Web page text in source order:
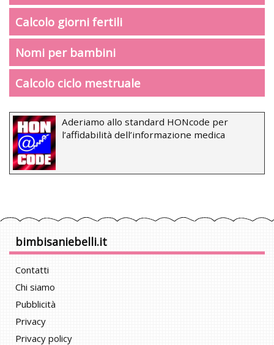
Calcolo giorni fertili
Nomi per bambini
Calcolo ciclo mestruale
Aderiamo allo standard HONcode per
l’affidabilità dell’informazione medica
bimbisaniebelli.it
Contatti
Chi siamo
Pubblicità
Privacy
Privacy policy